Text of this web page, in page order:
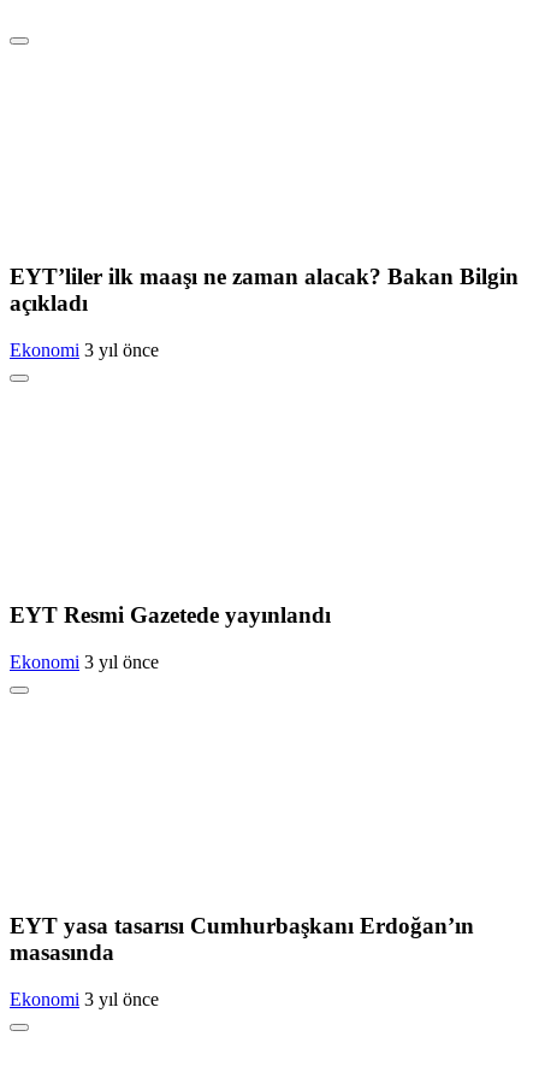
EYT’liler ilk maaşı ne zaman alacak? Bakan Bilgin
açıkladı
Ekonomi 3 yıl önce
EYT Resmi Gazetede yayınlandı
Ekonomi 3 yıl önce
EYT yasa tasarısı Cumhurbaşkanı Erdoğan’ın
masasında
Ekonomi 3 yıl önce